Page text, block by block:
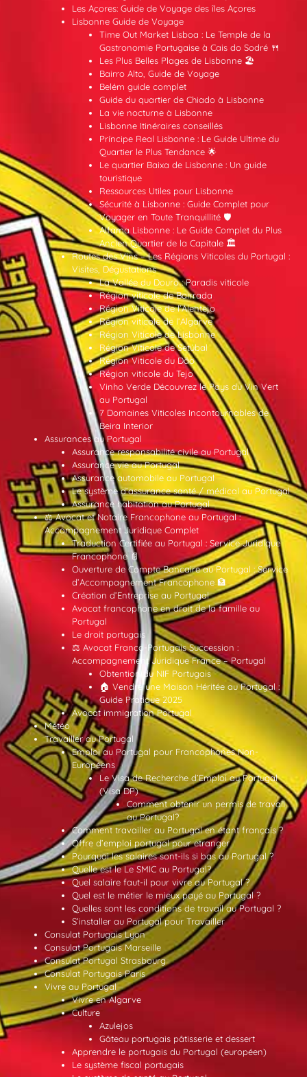
Les Açores: Guide de Voyage des îles Açores
Lisbonne Guide de Voyage
Time Out Market Lisboa : Le Temple de la
Gastronomie Portugaise à Cais do Sodré 🍴
Les Plus Belles Plages de Lisbonne 🏖️
Bairro Alto, Guide de Voyage
Belém guide complet
Guide du quartier de Chiado à Lisbonne
La vie nocturne à Lisbonne
Lisbonne Itinéraires conseillés
Príncipe Real Lisbonne : Le Guide Ultime du
Quartier le Plus Tendance 🌟
Le quartier Baixa de Lisbonne : Un guide
touristique
Ressources Utiles pour Lisbonne
Sécurité à Lisbonne : Guide Complet pour
Voyager en Toute Tranquillité 🛡️
Alfama Lisbonne : Le Guide Complet du Plus
Ancien Quartier de la Capitale 🏛️
Routes des Vins – Les Régions Viticoles du Portugal :
Visites, Dégustations
La Vallée du Douro : Paradis viticole
Région viticole de Bairrada
Région Viticole de l’Alentejo
Région viticole de l’Algarve
Région Viticole de Lisbonne
Région Viticole de Setúbal
Région Viticole du Dão
Région viticole du Tejo
Vinho Verde Découvrez le Pays du Vin Vert
au Portugal
7 Domaines Viticoles Incontournables de
Beira Interior
Assurances au Portugal
Assurance responsabilité civile au Portugal
Assurance vie au Portugal
Assurance automobile au Portugal
Le système d’assurance santé / médical au Portugal
Assurance habitation au Portugal
⚖️ Avocat et Notaire Francophone au Portugal :
Accompagnement Juridique Complet
Traduction Certifiée au Portugal : Service Juridique
Francophone 📄
Ouverture de Compte Bancaire au Portugal : Service
d’Accompagnement Francophone 🏦
Création d’Entreprise au Portugal
Avocat francophone en droit de la famille au
Portugal
Le droit portugais
⚖️ Avocat Franco-Portugais Succession :
Accompagnement Juridique France – Portugal
Obtention du NIF Portugais
🏠 Vendre une Maison Héritée au Portugal :
Guide Pratique 2025
Avocat immigration Portugal
Météo
Travailler au Portugal
Emploi au Portugal pour Francophones Non-
Européens
Le Visa de Recherche d’Emploi au Portugal
(Visa DP)
Comment obtenir un permis de travail
au Portugal?
Comment travailler au Portugal en étant français ?
Offre d’emploi portugal pour etranger
Pourquoi les salaires sont-ils si bas au Portugal ?
Quelle est le Le SMIC au Portugal?
Quel salaire faut-il pour vivre au Portugal ?
Quel est le métier le mieux payé au Portugal ?
Quelles sont les conditions de travail au Portugal ?
S’installer au Portugal pour Travailler
Consulat Portugais Lyon
Consulat Portugais Marseille
Consulat Portugal Strasbourg
Consulat Portugais Paris
Vivre au Portugal
Vivre en Algarve
Culture
Azulejos
Gâteau portugais pâtisserie et dessert
Apprendre le portugais du Portugal (européen)
Le système fiscal portugais